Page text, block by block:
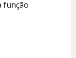
função